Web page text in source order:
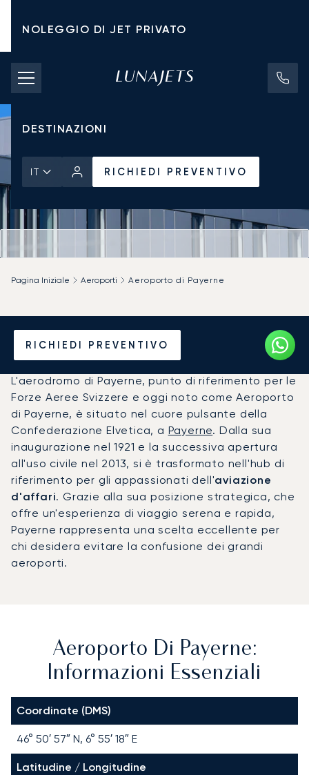
NOLEGGIO DI JET PRIVATO
TARIFFE DI NOLEGGIO
JET PRIVATI
DESTINAZIONI
IT RICHIEDI PREVENTIVO
RICHIEDI PREVENTIVO
Pagina Iniziale Aeroporti Aeroporto di Payerne
Noleggio jet privato per
l'Aeroporto di Payerne (VIP)
L'aerodromo di Payerne, punto di riferimento per le
Forze Aeree Svizzere e oggi noto come Aeroporto
di Payerne, è situato nel cuore pulsante della
Confederazione Elvetica, a Payerne. Dalla sua
inaugurazione nel 1921 e la successiva apertura
all'uso civile nel 2013, si è trasformato nell'hub di
riferimento per gli appassionati dell'aviazione
d'affari. Grazie alla sua posizione strategica, che
offre un'esperienza di viaggio serena e rapida,
Payerne rappresenta una scelta eccellente per
chi desidera evitare la confusione dei grandi
aeroporti.
Aeroporto Di Payerne:
Informazioni Essenziali
Coordinate (DMS)
46° 50′ 57″ N, 6° 55′ 18″ E
Latitudine / Longitudine